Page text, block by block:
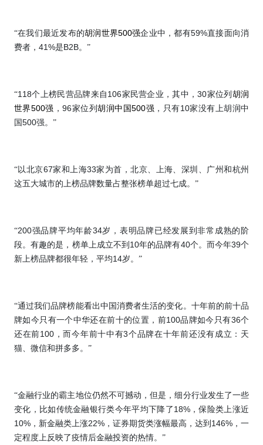
“在我们最近发布的胡润世界500强企业中，都有59%直接面向消
费者， 41%是B2B。”
“118个上榜民营品牌来自 106家民营企业，其中，30家位列 胡润
世界500强 ，96家位列胡润中国500强 ，只有10家没有上胡润中
国 500强。”
“以北京67家和上海33家为首，北京、上海、深圳、广州和杭州
这五大城市的上榜品牌数量占整张榜单超过七成。”
“200强品牌平均年龄34岁，表明品牌已经发展到非常成熟的阶
段。有趣的是，榜单上成立不到 10年的品牌有40个。而今年39个
新上榜品牌都很年轻，平均14岁。”
“通过我们品牌榜能看出中国消费者生活的变化。十年前的前十品
牌如今只有一个中华还在前十的位置，前100品牌如今只有36个
还在前100 ，而今年前十中有3个品牌在十年前还没有成立：天
猫、微信和拼多多。”
“金融行业的霸主地位仍然不可撼动，但是，细分行业发生了一些
变化，比如传统金融银行类今年平均下降了 18%，保险类上涨近
10% ，新金融类上涨22% ，证券期货类涨幅最高，达到 146% ，一
定程度上反映了疫情后金融投资的热情。”